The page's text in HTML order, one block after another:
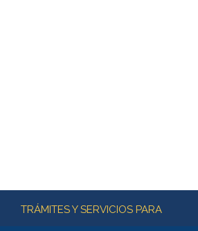
Más información
TRÁMITES Y SERVICIOS PARA